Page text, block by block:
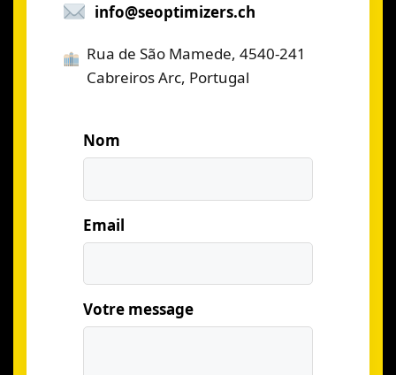
info@seoptimizers.ch
Rua de São Mamede, 4540-241
Cabreiros Arc, Portugal
Nom
Email
Votre message